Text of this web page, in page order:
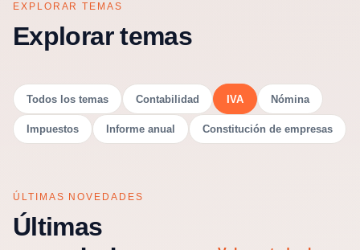
EXPLORAR TEMAS
Explorar temas
Todos los temas Contabilidad IVA Nómina
Impuestos Informe anual Constitución de empresas
ÚLTIMAS NOVEDADES
Últimas